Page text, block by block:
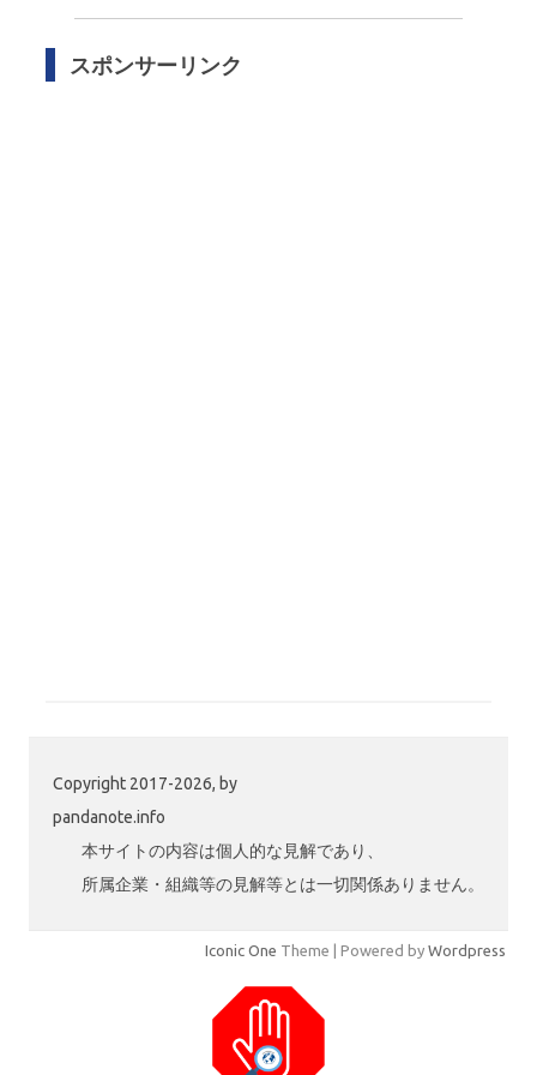
スポンサーリンク
Copyright 2017-2026, by
pandanote.info
本サイトの内容は個人的な見解であり、
所属企業・組織等の見解等とは一切関係ありません。
Iconic One Theme | Powered by Wordpress